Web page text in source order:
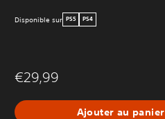
Disponible sur PS5 PS4
€29,99
Ajouter au panier